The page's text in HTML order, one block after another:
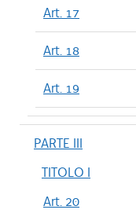
Art. 17
Art. 18
Art. 19
PARTE III
TITOLO I
Art. 20